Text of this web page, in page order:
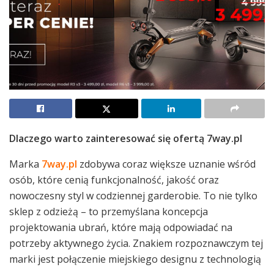
Dlaczego warto zainteresować się ofertą 7way.pl
Marka 7way.pl zdobywa coraz większe uznanie wśród
osób, które cenią funkcjonalność, jakość oraz
nowoczesny styl w codziennej garderobie. To nie tylko
sklep z odzieżą – to przemyślana koncepcja
projektowania ubrań, które mają odpowiadać na
potrzeby aktywnego życia. Znakiem rozpoznawczym tej
marki jest połączenie miejskiego designu z technologią